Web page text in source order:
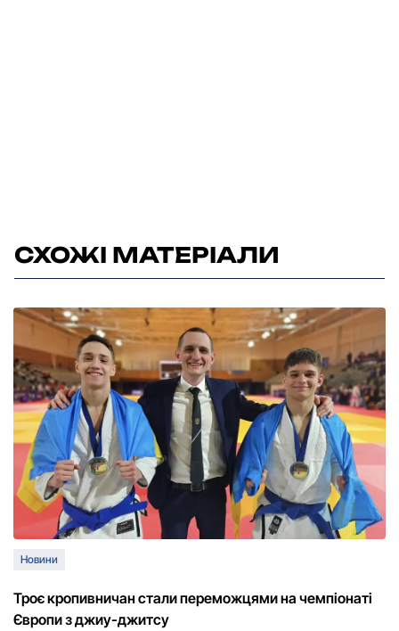
СХОЖІ МАТЕРІАЛИ
Новини
Троє кропивничан стали переможцями на чемпіонаті
Європи з джиу-джитсу